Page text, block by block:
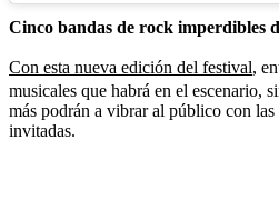
Cinco bandas de rock imperdibles
Con esta nueva edición del festival,
musicales que habrá en el escenario,
más podrán a vibrar al público con las
invitadas.